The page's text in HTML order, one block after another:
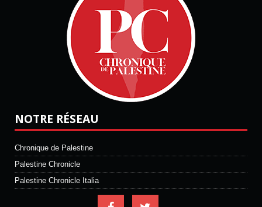
NOTRE RÉSEAU
Chronique de Palestine
Palestine Chronicle
Palestine Chronicle Italia